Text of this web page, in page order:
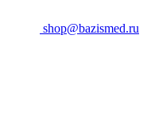
shop@bazismed.ru